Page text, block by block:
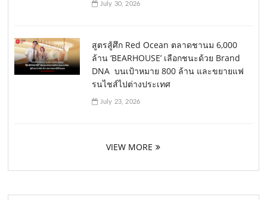
July 30, 2026
สูตรสู้ศึก Red Ocean ตลาดชานม 6,000
ล้าน ‘BEARHOUSE’ เลือกชนะด้วย Brand
DNA บนเป้าหมาย 800 ล้าน และขยายแฟ
รนไชส์ไปต่างประเทศ
July 23, 2026
VIEW MORE